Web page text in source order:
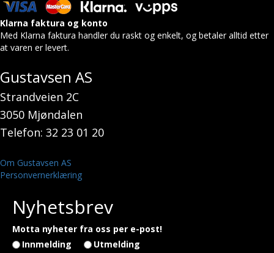
Klarna faktura og konto
Med Klarna faktura handler du raskt og enkelt, og betaler alltid etter
at varen er levert.
Gustavsen AS
Strandveien 2C
3050 Mjøndalen
Telefon: 32 23 01 20
Om Gustavsen AS
Personvernerklæring
Nyhetsbrev
Motta nyheter fra oss per e-post!
Innmelding
Utmelding